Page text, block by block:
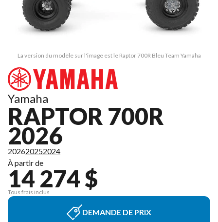
La version du modèle sur l'image est le Raptor 700R Bleu Team Yamaha
Yamaha
RAPTOR 700R
2026
202620252024
À partir de
14 274 $
Tous frais inclus
DEMANDE DE PRIX